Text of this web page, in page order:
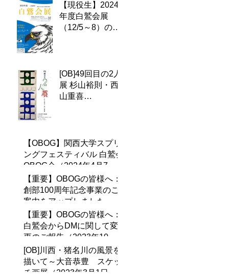
【現役生】2024
年度白鷲会展
（12/5～8）のお
[OB]49回目の2人
展 杉山裕則・西
山重喜
【OBOG】関西大学スプリ
ングフェスティバル 白鷲会
OBOG会（2024年4月7
日）のご案内
【重要】OBOGの皆様へ：
創部100周年記念事業のご
案内をアップしました。
(2024年2月15日）
【重要】OBOGの皆様へ：
白鷲会からDMに関して変
更のご報告（2023年10月8
日）
[OB]川西・猪名川の風景を
描いて～大音恭豊 スケッ
チ画展（2023年3月1日〜5